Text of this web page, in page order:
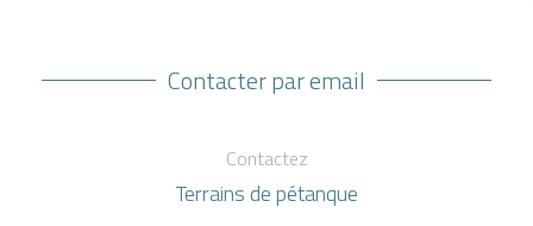
Contacter par email
Contactez
Terrains de pétanque